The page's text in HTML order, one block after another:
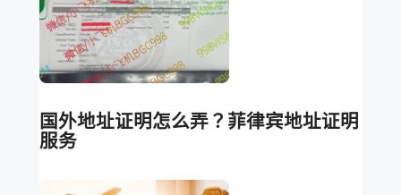
国外地址证明怎么弄？菲律宾地址证明
服务